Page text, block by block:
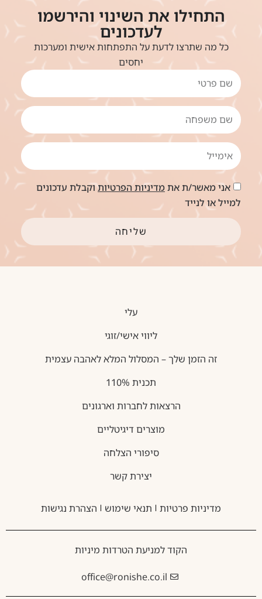
התחילו את השינוי והירשמו
לעדכונים
כל מה שתרצו לדעת על התפתחות אישית ומערכות
יחסים
אני מאשר/ת אתמדיניות הפרטיותוקבלת עדכונים
למייל או לנייד
שליחה
עלי
ליווי אישי/זוגי
זה הזמן שלך – המסלול המלא לאהבה עצמית
תכנית 110%
הרצאות לחברות וארגונים
מוצרים דיגיטליים
סיפורי הצלחה
יצירת קשר
office@ronishe.co.il
מדיניות פרטיות תנאי שימוש הצהרת נגישות
הקוד למניעת הטרדות מיניות